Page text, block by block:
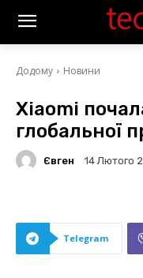
Додому Новини
Xiaomi
глобальної
Євген 14 Лютого
Telegram